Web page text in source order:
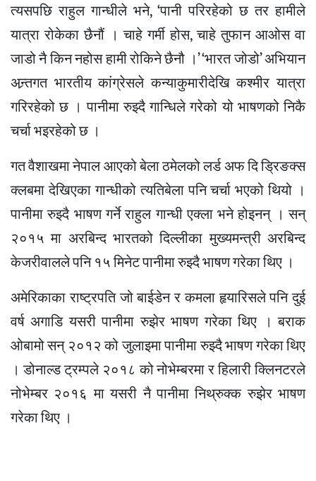
त्यसपछि राहुल गान्धीले भने, ‘पानी परिरहेको छ तर हामीले
यात्रा रोकेका छैनौं । चाहे गर्मी होस, चाहे तुफान आओस वा
जाडो नै किन नहोस हामी रोकिने छैनौ ।’ ‘भारत जोडो’ अभियान
अन्र्तगत भारतीय कांग्रेसले कन्याकुमारीदेखि कश्मीर यात्रा
गरिरहेको छ । पानीमा रुझ्दै गान्धिले गरेको यो भाषणको निकै
चर्चा भइरहेको छ ।
गत वैशाखमा नेपाल आएको बेला ठमेलको लर्ड अफ दि डि्रङक्स
क्लबमा देखिएका गान्धीको त्यतिबेला पनि चर्चा भएको थियो ।
पानीमा रुझ्दै भाषण गर्ने राहुल गान्धी एक्ला भने होइनन् । सन्
२०१५ मा अरबिन्द भारतको दिल्लीका मुख्यमन्त्री अरबिन्द
केजरीवालले पनि १५ मिनेट पानीमा रुझ्दै भाषण गरेका थिए ।
अमेरिकाका राष्ट्रपति जो बाईडेन र कमला हृयारिसले पनि दुई
वर्ष अगाडि यसरी पानीमा रुझेर भाषण गरेका थिए । बराक
ओबामो सन् २०१२ को जुलाइमा पानीमा रुझ्दै भाषण गरेका थिए
। डोनाल्ड ट्रम्पले २०१८ को नोभेम्बरमा र हिलारी क्लिनटरले
नोभेम्बर २०१६ मा यसरी नै पानीमा निथ्रुक्क रुझेर भाषण
गरेका थिए ।